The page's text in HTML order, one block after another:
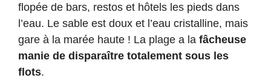
flopée de bars, restos et hôtels les pieds dans
l’eau. Le sable est doux et l’eau cristalline, mais
gare à la marée haute ! La plage a la fâcheuse
manie de disparaître totalement sous les
flots.